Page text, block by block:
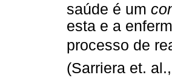
saúde é um
esta e a
processo de
(Sarriera et.